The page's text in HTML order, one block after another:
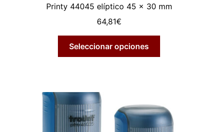
Printy 44045 elíptico 45 x 30 mm
64,81€
Seleccionar opciones